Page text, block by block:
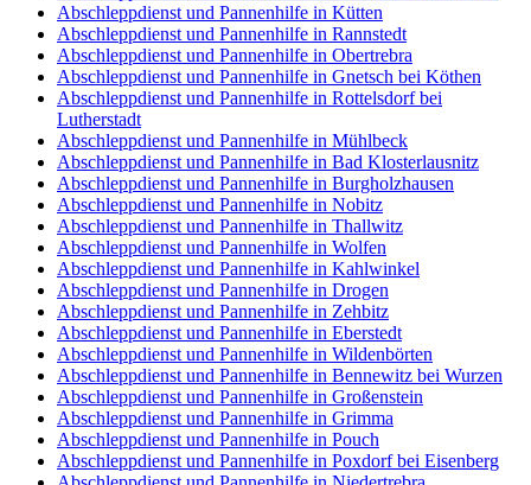
Abschleppdienst und Pannenhilfe in Kütten
Abschleppdienst und Pannenhilfe in Rannstedt
Abschleppdienst und Pannenhilfe in Obertrebra
Abschleppdienst und Pannenhilfe in Gnetsch bei Köthen
Abschleppdienst und Pannenhilfe in Rottelsdorf bei
Lutherstadt
Abschleppdienst und Pannenhilfe in Mühlbeck
Abschleppdienst und Pannenhilfe in Bad Klosterlausnitz
Abschleppdienst und Pannenhilfe in Burgholzhausen
Abschleppdienst und Pannenhilfe in Nobitz
Abschleppdienst und Pannenhilfe in Thallwitz
Abschleppdienst und Pannenhilfe in Wolfen
Abschleppdienst und Pannenhilfe in Kahlwinkel
Abschleppdienst und Pannenhilfe in Drogen
Abschleppdienst und Pannenhilfe in Zehbitz
Abschleppdienst und Pannenhilfe in Eberstedt
Abschleppdienst und Pannenhilfe in Wildenbörten
Abschleppdienst und Pannenhilfe in Bennewitz bei Wurzen
Abschleppdienst und Pannenhilfe in Großenstein
Abschleppdienst und Pannenhilfe in Grimma
Abschleppdienst und Pannenhilfe in Pouch
Abschleppdienst und Pannenhilfe in Poxdorf bei Eisenberg